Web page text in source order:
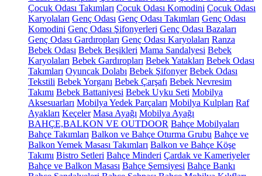
Çocuk Odası Takımları Çocuk Odası Komodini Çocuk Odası
Karyolaları Genç Odası Genç Odası Takımları Genç Odası
Komodini Genç Odası Şifonyerleri Genç Odası Bazaları
Genç Odası Gardıropları Genç Odası Karyolaları Ranza
Bebek Odası Bebek Beşikleri Mama Sandalyesi Bebek
Karyolaları Bebek Gardıropları Bebek Yatakları Bebek Odası
Takımları Oyuncak Dolabı Bebek Şifonyer Bebek Odası
Tekstili Bebek Yorganı Bebek Çarşafı Bebek Nevresim
Takımı Bebek Battaniyesi Bebek Uyku Seti Mobilya
Aksesuarları Mobilya Yedek Parçaları Mobilya Kulpları Raf
Ayakları Keçeler Masa Ayağı Mobilya Ayağı
BAHÇE,BALKON VE OUTDOOR Bahçe Mobilyaları
Bahçe Takımları Balkon ve Bahçe Oturma Grubu Bahçe ve
Balkon Yemek Masası Takımları Balkon ve Bahçe Köşe
Takımı Bistro Setleri Bahçe Minderi Çardak ve Kameriyeler
Bahçe ve Balkon Masası Bahçe Şemsiyesi Bahçe Bankı